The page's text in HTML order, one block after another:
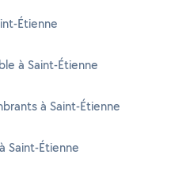
Étienne
à Saint-Étienne
à Saint-Étienne
Saint-Étienne